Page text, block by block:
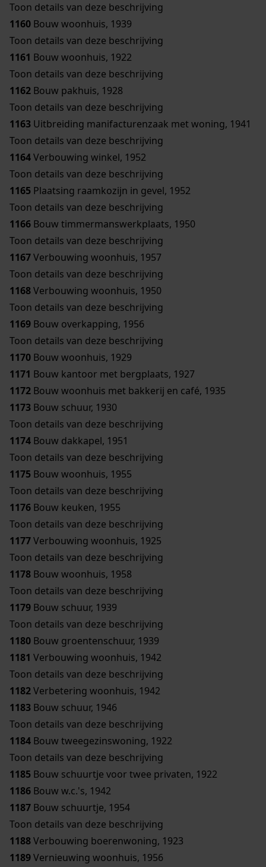
Toon details van deze beschrijving
1160 Bouw woonhuis, 1939
Toon details van deze beschrijving
1161 Bouw woonhuis, 1922
Toon details van deze beschrijving
1162 Bouw pakhuis, 1928
Toon details van deze beschrijving
1163 Uitbreiding manifacturenzaak met woning, 1941
Toon details van deze beschrijving
1164Verbouwing winkel, 1952
Toon details van deze beschrijving
1165 Plaatsing raamkozijn in gevel, 1952
Toon details van deze beschrijving
1166 Bouw timmermanswerkplaats, 1950
Toon details van deze beschrijving
1167Verbouwing woonhuis, 1957
Toon details van deze beschrijving
1168Verbouwing woonhuis, 1950
Toon details van deze beschrijving
1169 Bouw overkapping, 1956
Toon details van deze beschrijving
1170 Bouw woonhuis, 1929
1171 Bouw kantoor met bergplaats, 1927
1172 Bouw woonhuis met bakkerij en café, 1935
1173 Bouw schuur, 1930
Toon details van deze beschrijving
1174 Bouw dakkapel, 1951
Toon details van deze beschrijving
1175 Bouw woonhuis, 1955
Toon details van deze beschrijving
1176 Bouw keuken, 1955
Toon details van deze beschrijving
1177Verbouwing woonhuis, 1925
Toon details van deze beschrijving
1178 Bouw woonhuis, 1958
Toon details van deze beschrijving
1179 Bouw schuur, 1939
Toon details van deze beschrijving
1180 Bouw groentenschuur, 1939
1181 Verbouwing woonhuis, 1942
Toon details van deze beschrijving
1182Verbetering woonhuis, 1942
1183 Bouw schuur, 1946
Toon details van deze beschrijving
1184 Bouw tweegezinswoning, 1922
Toon details van deze beschrijving
1185 Bouw schuurtje voor twee privaten, 1922
1186 Bouw w.c.'s, 1942
1187 Bouw schuurtje, 1954
Toon details van deze beschrijving
1188Verbouwing boerenwoning, 1923
1189Vernieuwing woonhuis, 1956